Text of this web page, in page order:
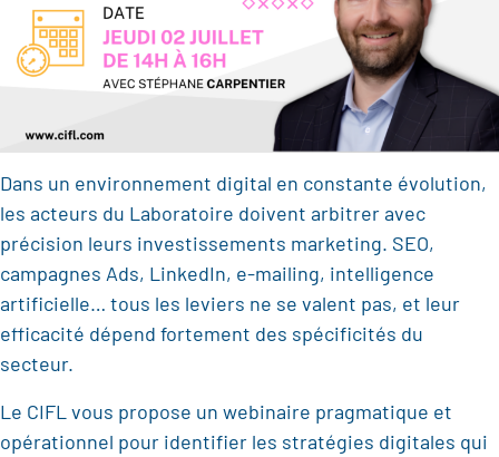
Dans un environnement digital en constante évolution,
les acteurs du Laboratoire doivent arbitrer avec
précision leurs investissements marketing. SEO,
campagnes Ads, LinkedIn, e-mailing, intelligence
artificielle… tous les leviers ne se valent pas, et leur
efficacité dépend fortement des spécificités du
secteur.
Le CIFL vous propose un webinaire pragmatique et
opérationnel pour identifier les stratégies digitales qui